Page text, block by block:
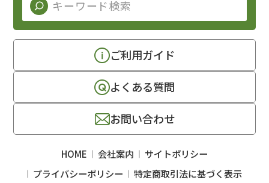
ご利用ガイド
よくある質問
お問い合わせ
HOME 会社案内
サイトポリシー
プライバシーポリシー
特定商取引法に基づく表示